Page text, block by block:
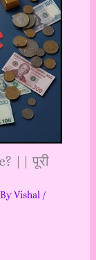
|| पूरी
Vishal /